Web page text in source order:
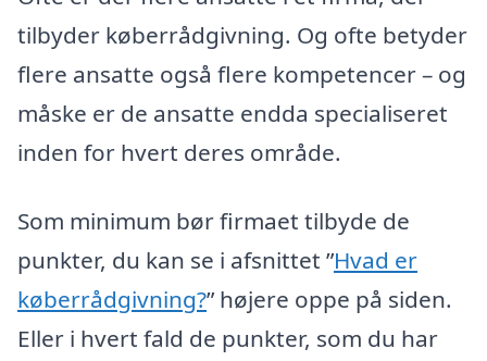
tilbyder køberrådgivning. Og ofte betyder
flere ansatte også flere kompetencer – og
måske er de ansatte endda specialiseret
inden for hvert deres område.
Som minimum bør firmaet tilbyde de
punkter, du kan se i afsnittet ”Hvad er
køberrådgivning?” højere oppe på siden.
Eller i hvert fald de punkter, som du har